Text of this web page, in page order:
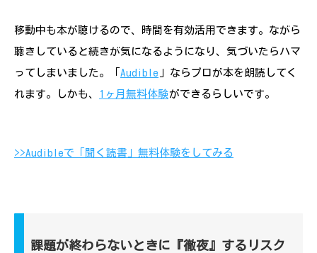
移動中も本が聴けるので、時間を有効活用できます。ながら
聴きしていると続きが気になるようになり、気づいたらハマ
ってしまいました。「 Audible
」ならプロが本を朗読してく
れます。しかも、
1ヶ月無料体験ができるらしいです。
>>Audibleで「聞く読書」無料体験をしてみる
課題が終わらないときに『徹夜』するリスク